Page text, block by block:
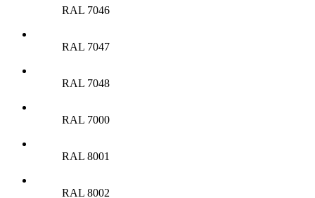
RAL 7046
RAL 7047
RAL 7048
RAL 7000
RAL 8001
RAL 8002